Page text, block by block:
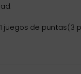
juegos de puntas(3